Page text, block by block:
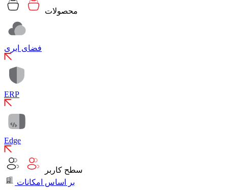
محصولات
فضای ابری
ERP
Edge
سطح کاربر
بر اساس امکانات